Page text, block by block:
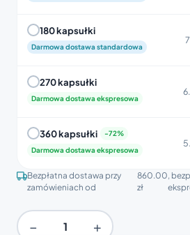
180 kapsułki
Darmowa dostawa standardowa
270 kapsułki
Darmowa dostawa ekspresowa
360 kapsułki
Darmowa dostawa ekspresowa
Bezpłatna dostawa przy
zamówieniach od
860.00
zł
,
− +